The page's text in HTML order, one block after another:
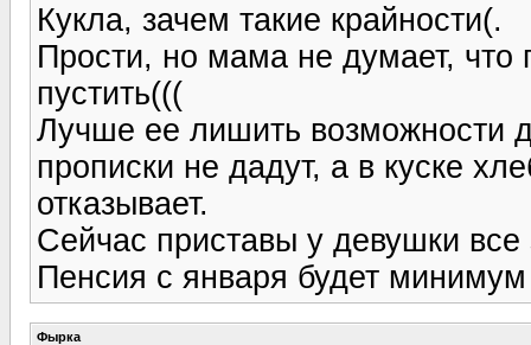
Кукла, зачем такие крайности(.
Прости, но мама не думает, что
пустить(((
Лучше ее лишить возможности
прописки не дадут, а в куске
отказывает.
Сейчас приставы у девушки
Пенсия с января будет
Фырка